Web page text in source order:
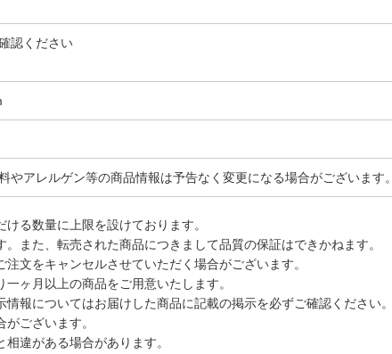
認ください
やアレルゲン等の商品情報は予告なく変更になる場合がございま
る数量に上限を設けております。
また、転売された商品につきまして品質の保証はできかねます。
文をキャンセルさせていただく場合がございます。
ヶ月以上の商品をご用意いたします。
報についてはお届けした商品に記載の掲示を必ずご確認ください。
ございます。
違がある場合があります。